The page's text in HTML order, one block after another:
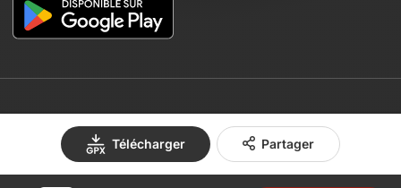
Télécharger Partager
© 2026 OpenRunner - Version 7.31.3